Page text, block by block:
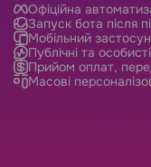
Офіційна
Запуск бота після
Мобільний
Публічні та
Прийом оплат,
Масові